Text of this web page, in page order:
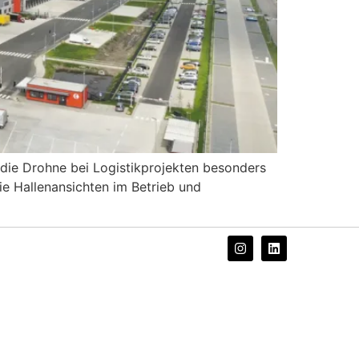
Drohne bei Logistikprojekten besonders
Hallenansichten im Betrieb und